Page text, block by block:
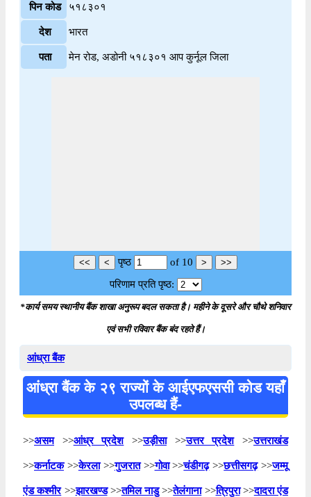
पिन कोड ५१८३०१
देश भारत
पता मेन रोड, अडोनी ५१८३०१ आप कुर्नूल जिला
पृष्ठ of 10
परिणाम प्रति पृष्ठ:
*कार्य समय स्थानीय बैंक शाखा अनुरूप बदल सकता है। महीने के दूसरे और चौथे शनिवार
एवं सभी रविवार बैंक बंद रहते हैं।
आंध्रा बैंक
आंध्रा बैंक के २९ राज्यों के आईएफएससी कोड यहाँ
उपलब्ध हैं-
>>असम>>आंध्र प्रदेश>>उड़ीसा>>उत्तर प्रदेश>>उत्तराखंड
>>कर्नाटक>>केरला>>गुजरात>>गोवा>>चंडीगढ़>>छत्तीसगढ़>>जम्मू
एंड कश्मीर>>झारखण्ड>>तमिल नाडु>>तेलंगाना>>त्रिपुरा>>दादरा एंड